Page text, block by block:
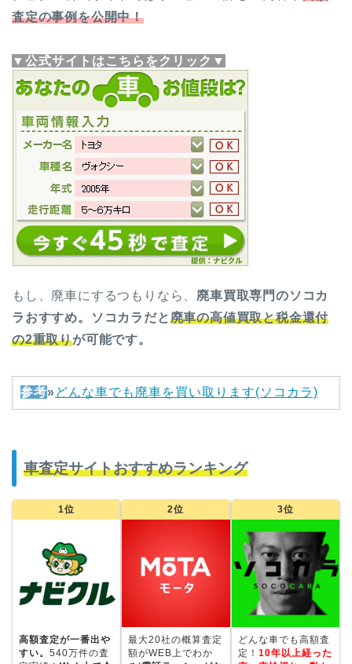
査定の事例を公開中！
▼公式サイトはこちらをクリック▼
もし、廃車にするつもりなら、 廃車買取専門のソコカ
ラおすすめ。ソコカラだと廃車の高値買取と税金還付
の2重取りが可能です。
参考»どんな車でも廃車を買い取ります(ソコカラ)
車査定サイトおすすめランキング
1位
高額査定が一番出や
すい。 540万件の査
2位
最大20社の概算査定
額がWEB上でわか
3位
どんな車でも高額査
定！ 10年以上経った